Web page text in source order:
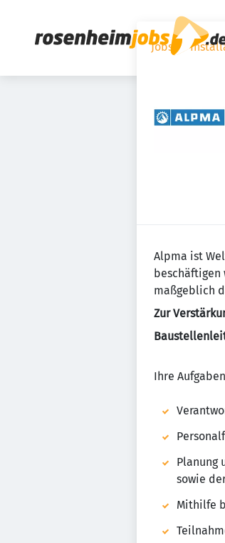
Jobs
Alpma ist
beschäftigen
maßgeblich
Zur
Ihre
Planung
sowie
Mithilfe